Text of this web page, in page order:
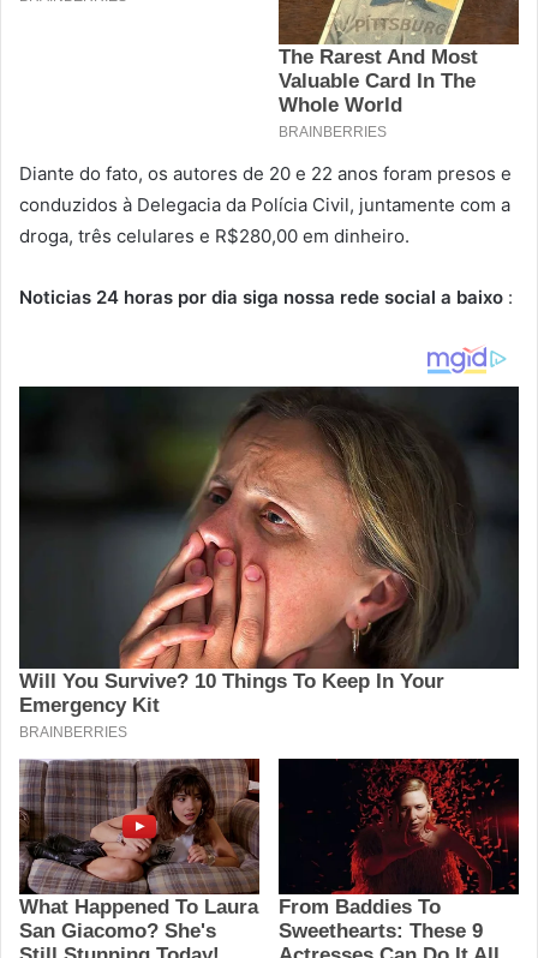
Diante do fato, os autores de 20 e 22 anos foram presos e
conduzidos à Delegacia da Polícia Civil, juntamente com a
droga, três celulares e R$280,00 em dinheiro.
Noticias 24 horas por dia siga nossa rede social a baixo :